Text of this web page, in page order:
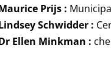
Prijs :
Schwidder :
Ellen Minkman :